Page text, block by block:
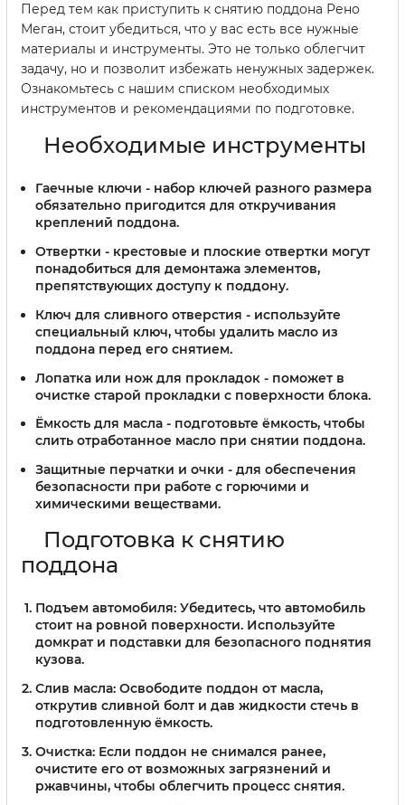
Перед тем как приступить к снятию поддона Рено
Меган, стоит убедиться, что у вас есть все нужные
материалы и инструменты. Это не только облегчит
задачу, но и позволит избежать ненужных задержек.
Ознакомьтесь с нашим списком необходимых
инструментов и рекомендациями по подготовке.
Необходимые инструменты
Гаечные ключи - набор ключей разного размера
обязательно пригодится для откручивания
креплений поддона.
Отвертки - крестовые и плоские отвертки могут
понадобиться для демонтажа элементов,
препятствующих доступу к поддону.
Ключ для сливного отверстия - используйте
специальный ключ, чтобы удалить масло из
поддона перед его снятием.
Лопатка или нож для прокладок - поможет в
очистке старой прокладки с поверхности блока.
Ёмкость для масла - подготовьте ёмкость, чтобы
слить отработанное масло при снятии поддона.
Защитные перчатки и очки - для обеспечения
безопасности при работе с горючими и
химическими веществами.
Подготовка к снятию
поддона
Подъем автомобиля: Убедитесь, что автомобиль
стоит на ровной поверхности. Используйте
домкрат и подставки для безопасного поднятия
кузова.
Слив масла: Освободите поддон от масла,
открутив сливной болт и дав жидкости стечь в
подготовленную ёмкость.
Очистка: Если поддон не снимался ранее,
очистите его от возможных загрязнений и
ржавчины, чтобы облегчить процесс снятия.